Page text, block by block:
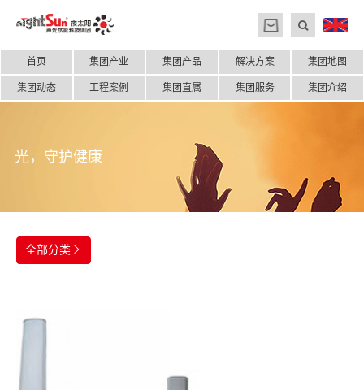
首页 集团产业 集团产品 解决方案 集团地图
集团动态 工程案例 集团直属 集团服务 集团介绍
光，守护健康
全部分类 